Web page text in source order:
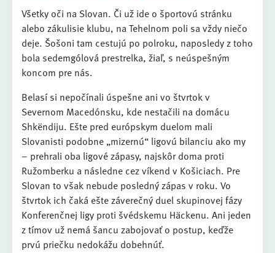
Všetky oči na Slovan. Či už ide o športovú stránku
alebo zákulisie klubu, na Tehelnom poli sa vždy niečo
deje. Šošoni tam cestujú po polroku, naposledy z toho
bola sedemgólová prestrelka, žiaľ, s neúspešným
koncom pre nás.
Belasí si nepočínali úspešne ani vo štvrtok v
Severnom Macedónsku, kde nestačili na domácu
Shkëndiju. Ešte pred európskym duelom mali
Slovanisti podobne „mizernú“ ligovú bilanciu ako my
– prehrali oba ligové zápasy, najskôr doma proti
Ružomberku a následne cez víkend v Košiciach. Pre
Slovan to však nebude posledný zápas v roku. Vo
štvrtok ich čaká ešte záverečný duel skupinovej fázy
Konferenčnej ligy proti švédskemu Häckenu. Ani jeden
z tímov už nemá šancu zabojovať o postup, keďže
prvú priečku nedokážu dobehnúť.